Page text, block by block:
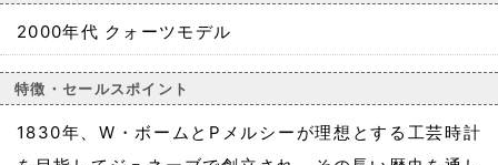
2000年代 クォーツモデル
特徴・セールスポイント
1830年、W・ボームとPメルシーが理想とする工芸時計